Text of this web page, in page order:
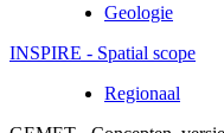
Geologie
INSPIRE - Spatial scope
Regionaal